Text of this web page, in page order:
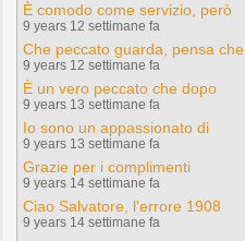
È comodo come servizio, però
9 years 12 settimane fa
Che peccato guarda, pensa che
9 years 12 settimane fa
È un vero peccato che dopo
9 years 13 settimane fa
Io sono un appassionato di
9 years 13 settimane fa
Grazie per i complimenti
9 years 14 settimane fa
Ciao Salvatore, l'errore 1908
9 years 14 settimane fa